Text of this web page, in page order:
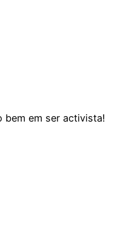
bem em ser activista!